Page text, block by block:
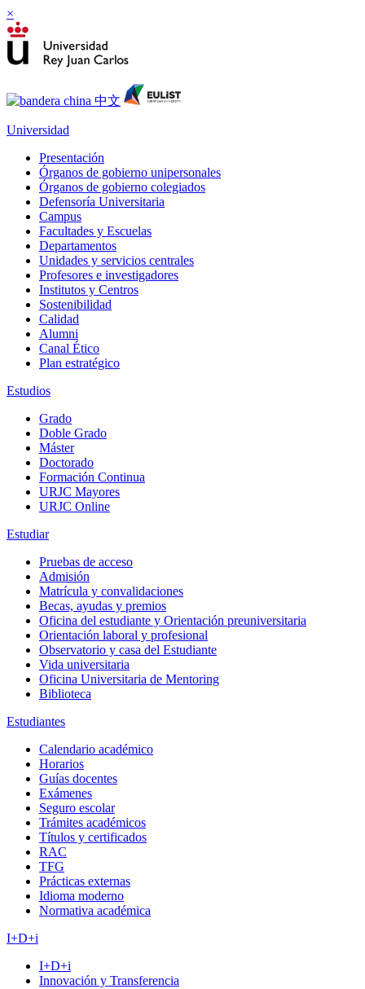
×
Universidad
Presentación
Órganos de gobierno unipersonales
Órganos de gobierno colegiados
Defensoría Universitaria
Campus
Facultades y Escuelas
Departamentos
Unidades y servicios centrales
Profesores e investigadores
Institutos y Centros
Sostenibilidad
Calidad
Alumni
Canal Ético
Plan estratégico
Estudios
Grado
Doble Grado
Máster
Doctorado
Formación Continua
URJC Mayores
URJC Online
Estudiar
Pruebas de acceso
Admisión
Matrícula y convalidaciones
Becas, ayudas y premios
Oficina del estudiante y Orientación preuniversitaria
Orientación laboral y profesional
Observatorio y casa del Estudiante
Vida universitaria
Oficina Universitaria de Mentoring
Biblioteca
Estudiantes
Calendario académico
Horarios
Guías docentes
Exámenes
Seguro escolar
Trámites académicos
Títulos y certificados
RAC
TFG
Prácticas externas
Idioma moderno
Normativa académica
I+D+i
I+D+i
Innovación y Transferencia